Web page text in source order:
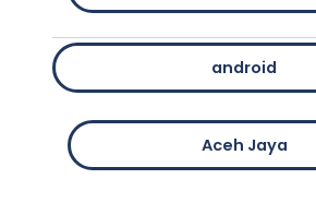
android
Aceh Jaya